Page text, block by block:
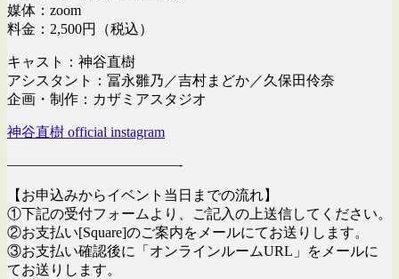
媒体：zoom
料金：2,500円（税込）
キャスト：神谷直樹
アシスタント：冨永雛乃／吉村まどか／久保田伶奈
企画・制作：カザミアスタジオ
神谷直樹 official instagram
————————————-
【お申込みからイベント当日までの流れ】
①下記の受付フォームより、ご記入の上送信してください。
②お支払い[Square]のご案内をメールにてお送りします。
③お支払い確認後に「オンラインルームURL」をメールに
てお送りします。